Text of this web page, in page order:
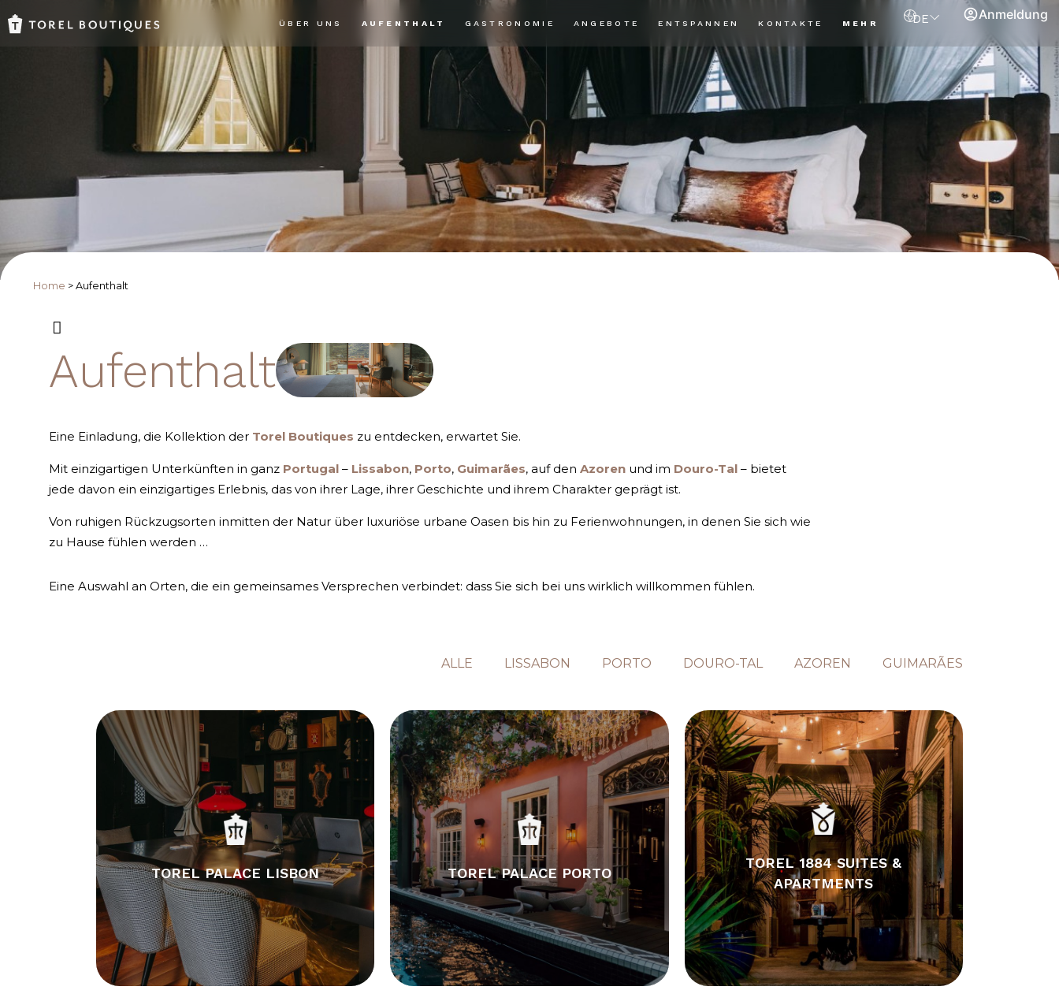
ÜBER UNS AUFENTHALT GASTRONOMIE ANGEBOTE ENTSPANNEN KONTAKTE MEHR DE Anmeldung
Home > Aufenthalt
Aufenthalt
Eine Einladung, die Kollektion der Torel Boutiques zu entdecken, erwartet Sie.
Mit einzigartigen Unterkünften in ganz Portugal – Lissabon, Porto, Guimarães, auf den Azoren und im Douro-Tal – bietet
jede davon ein einzigartiges Erlebnis, das von ihrer Lage, ihrer Geschichte und ihrem Charakter geprägt ist.
Von ruhigen Rückzugsorten inmitten der Natur über luxuriöse urbane Oasen bis hin zu Ferienwohnungen, in denen Sie sich wie
zu Hause fühlen werden …
Eine Auswahl an Orten, die ein gemeinsames Versprechen verbindet: dass Sie sich bei uns wirklich willkommen fühlen.
ALLE LISSABON PORTO DOURO-TAL AZOREN GUIMARÃES
TOREL PALACE LISBON TOREL PALACE PORTO
TOREL 1884 SUITES &
APARTMENTS